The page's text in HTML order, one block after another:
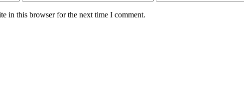
in this browser for the next time I comment.